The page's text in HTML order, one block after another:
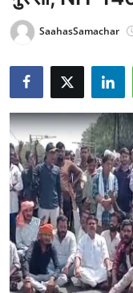
राजनीति
Epaper
धर्म
लाइफस्टाइल
टेक
SaahasSamachar